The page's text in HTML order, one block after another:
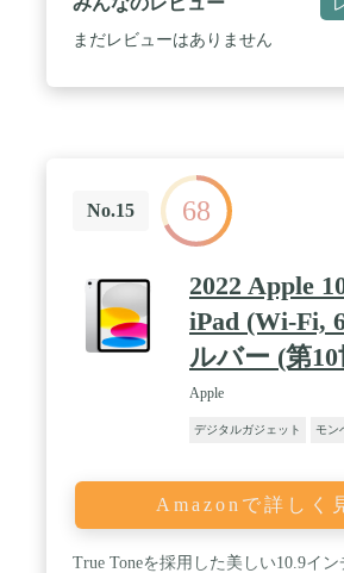
まだレビューはありません
No.15 68
2022 Apple
iPad (Wi-Fi,
ルバー (第
Apple
デジタルガジェット モン
Amazonで詳しく
True Toneを採用した美しい10.9イン